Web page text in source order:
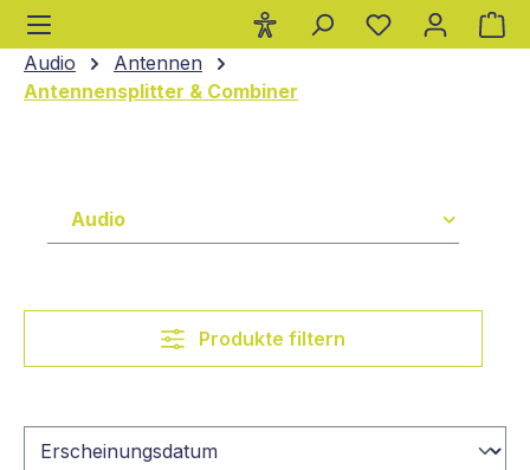
springen
Audio
Antennen
Antennensplitter & Combiner
Audio
Produkte filtern